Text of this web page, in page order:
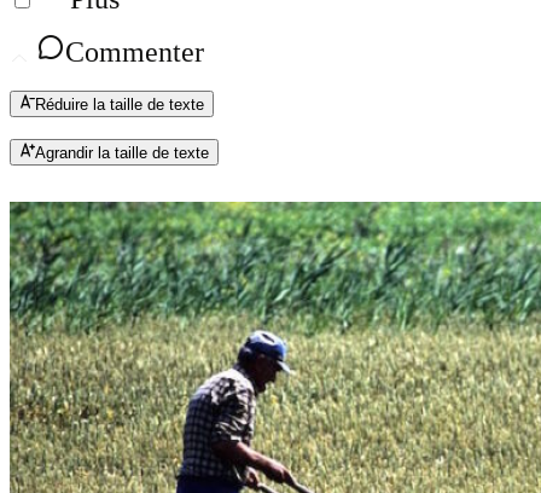
Commenter
Réduire la taille de texte
Agrandir la taille de texte